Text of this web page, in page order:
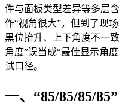
件与面板类型差异等多层
作“视角很大”，但到了现
黑位抬升、上下角度不一
角度”误当成“最佳显示角
试口径。
一、“85/85/85/